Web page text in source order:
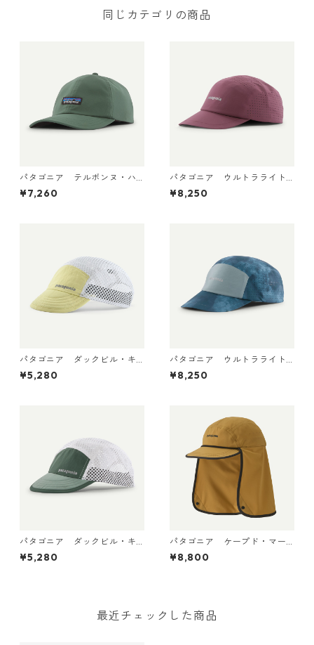
同じカテゴリの商品
パタゴニア テルボンヌ・ハ
ット (カラー Canopy Gree
n) Patagonia Terrebonne Ha
¥7,260
パタゴニア ウルトラライト
ウェイト・リッジ・ハット 33
590 Berry Fig
¥8,250
パタゴニア ダックビル・キ
ャップ Vellum Green 2881
8 日本正規品
¥5,280
パタゴニア ウルトラライト
ウェイト・リッジ・ハット 33
590 Sastrugi: Summit Blue
¥8,250
パタゴニア ダックビル・キ
ャップ Canopy Green 288
18 日本正規品
¥5,280
パタゴニア ケープド・マー
ガンザー・ハット Bobcat Br
own 33570
¥8,800
最近チェックした商品